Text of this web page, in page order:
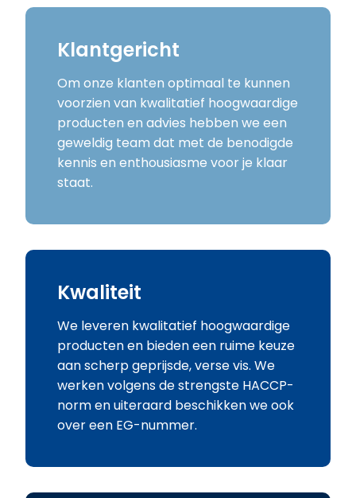
Klantgericht
Om onze klanten optimaal te kunnen
voorzien van kwalitatief hoogwaardige
producten en advies hebben we een
geweldig team dat met de benodigde
kennis en enthousiasme voor je klaar
staat.
Kwaliteit
We leveren kwalitatief hoogwaardige
producten en bieden een ruime keuze
aan scherp geprijsde, verse vis. We
werken volgens de strengste HACCP-
norm en uiteraard beschikken we ook
over een EG-nummer.